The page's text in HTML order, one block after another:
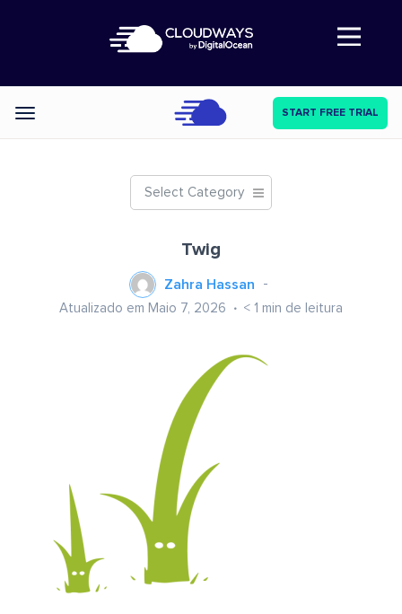
Abre a navegação
Categories START FREE TRIAL
Select Category
Twig
Zahra Hassan
Atualizado em Maio 7, 2026 < 1 min de leitura